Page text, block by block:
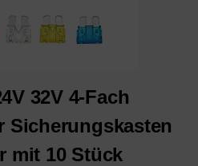
32V 4-Fach
Sicherungskasten
mit 10 Stück